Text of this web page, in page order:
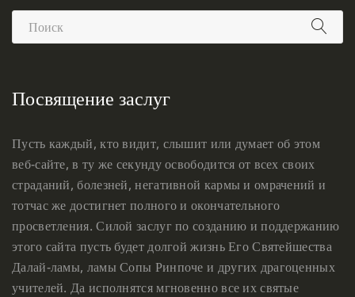
Посвящение заслуг
Пусть каждый, кто видит, слышит или думает об этом
веб-сайте, в ту же секунду освободится от всех своих
страданий, болезней, негативной кармы и омрачений и
тотчас же достигнет полного и окончательного
просветления. Силой заслуг по созданию и поддержанию
этого сайта пусть будет долгой жизнь Его Святейшества
Далай-ламы, ламы Сопы Ринпоче и других драгоценных
учителей. Да исполнятся мгновенно все их святые